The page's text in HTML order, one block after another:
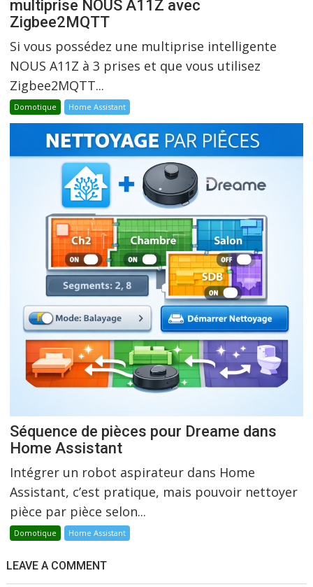
multiprise NOUS A11Z avec
Zigbee2MQTT
Si vous possédez une multiprise intelligente
NOUS A11Z à 3 prises et que vous utilisez
Zigbee2MQTT...
Domotique Home Assistant
Séquence de pièces pour Dreame dans
Home Assistant
Intégrer un robot aspirateur dans Home
Assistant, c’est pratique, mais pouvoir nettoyer
pièce par pièce selon...
Domotique Home Assistant
LEAVE A COMMENT